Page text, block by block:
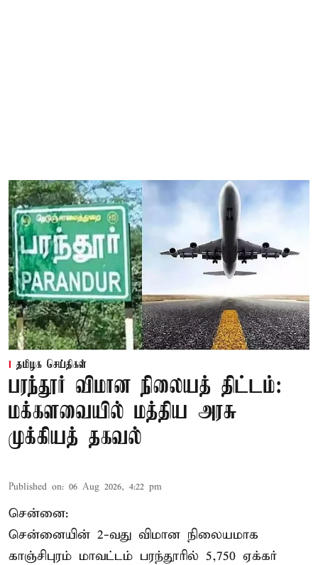
தமிழக செய்திகள்
பரந்தூர் விமான நிலையத் திட்டம்:
மக்களவையில் மத்திய அரசு
முக்கியத் தகவல்
Published on: 06 Aug 2026, 4:22 pm
சென்னை:
சென்னையின் 2-வது விமான நிலையமாக
காஞ்சிபுரம் மாவட்டம் பரந்தூரில் 5,750 ஏக்கர்